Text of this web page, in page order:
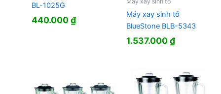
BL-1025G
440.000₫
Máy xay sinh tố
BlueStone BLB-5343
1.537.000₫